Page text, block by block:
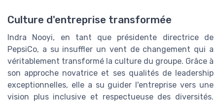
Culture d'entreprise transformée
Indra Nooyi, en tant que présidente directrice de
PepsiCo, a su insuffler un vent de changement qui a
véritablement transformé la culture du groupe. Grâce à
son approche novatrice et ses qualités de leadership
exceptionnelles, elle a su guider l'entreprise vers une
vision plus inclusive et respectueuse des diversités.